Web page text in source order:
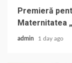
Premieră
Maternitatea
admin 1 day ago